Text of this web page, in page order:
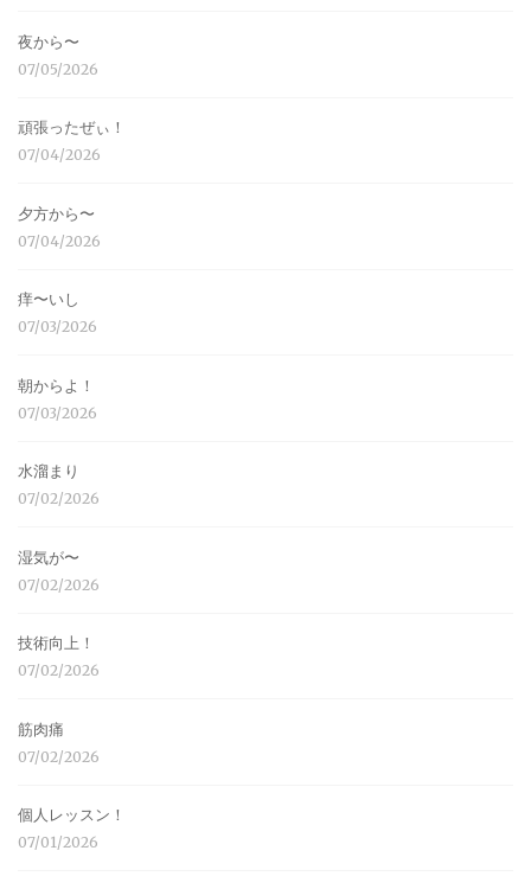
夜から〜
07/05/2026
頑張ったぜぃ！
07/04/2026
夕方から〜
07/04/2026
痒〜いし
07/03/2026
朝からよ！
07/03/2026
水溜まり
07/02/2026
湿気が〜
07/02/2026
技術向上！
07/02/2026
筋肉痛
07/02/2026
個人レッスン！
07/01/2026